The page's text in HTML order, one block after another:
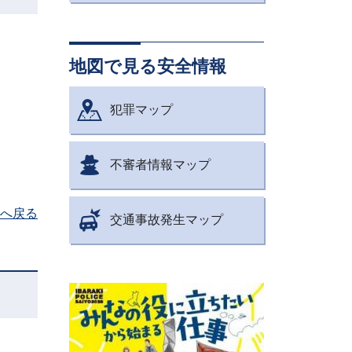
戻る
地図で見る安全情報
犯罪マップ
不審者情報マップ
交通事故発生マップ